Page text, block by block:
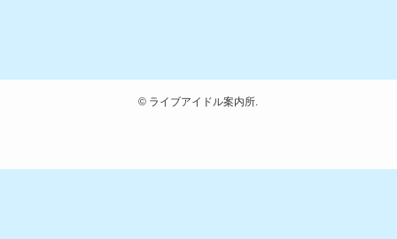
© ライブアイドル案内所.